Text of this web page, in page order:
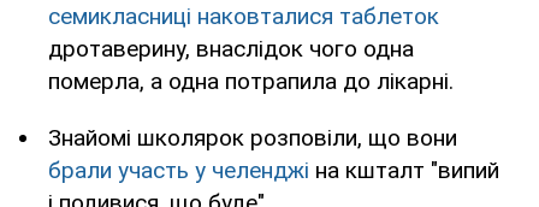
семикласниці наковталися таблеток
дротаверину, внаслідок чого одна
померла, а одна потрапила до лікарні.
Знайомі школярок розповіли, що вони
брали участь у челенджі на кшталт "випий